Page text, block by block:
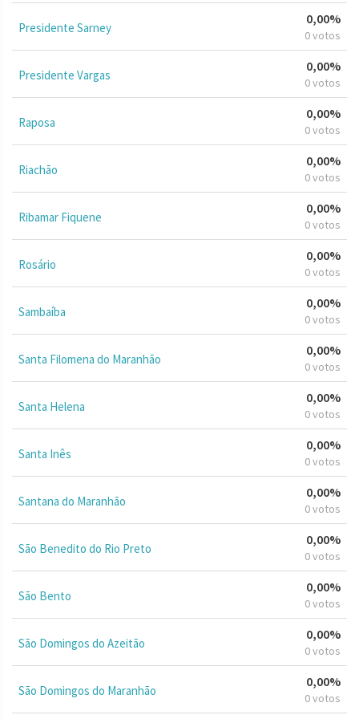
Presidente Sarney
0,00%
0 votos
Presidente Vargas
0,00%
0 votos
Raposa
0,00%
0 votos
Riachão
0,00%
0 votos
Ribamar Fiquene
0,00%
0 votos
Rosário
0,00%
0 votos
Sambaíba
0,00%
0 votos
Santa Filomena do Maranhão
0,00%
0 votos
Santa Helena
0,00%
0 votos
Santa Inês
0,00%
0 votos
Santana do Maranhão
0,00%
0 votos
São Benedito do Rio Preto
0,00%
0 votos
São Bento
0,00%
0 votos
São Domingos do Azeitão
0,00%
0 votos
São Domingos do Maranhão
0,00%
0 votos